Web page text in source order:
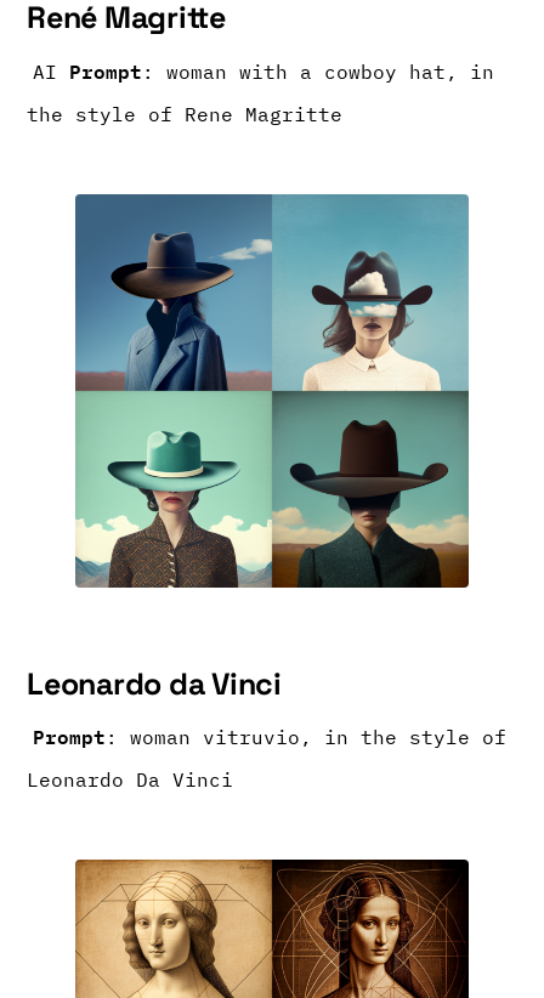
René Magritte
AI Prompt: woman with a cowboy hat, in
the style of Rene Magritte
Leonardo da Vinci
Prompt: woman vitruvio, in the style of
Leonardo Da Vinci